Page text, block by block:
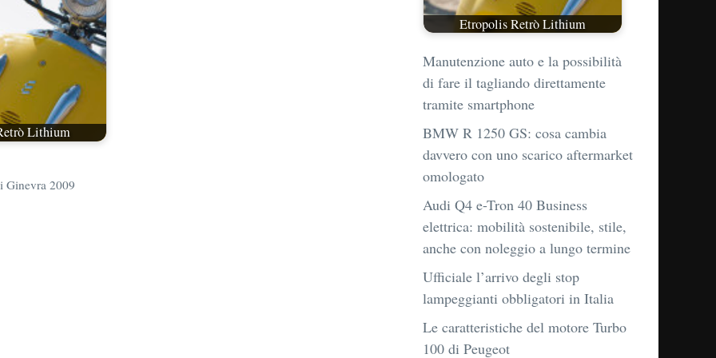
Lithium
Ginevra 2009
Etropolis Retrò Lithium
Manutenzione auto e la possibilità
di fare il tagliando direttamente
tramite smartphone
BMW R 1250 GS: cosa cambia
davvero con uno scarico aftermarket
omologato
Audi Q4 e-Tron 40 Business
elettrica: mobilità sostenibile, stile,
anche con noleggio a lungo termine
Ufficiale l’arrivo degli stop
lampeggianti obbligatori in Italia
Le caratteristiche del motore Turbo
100 di Peugeot